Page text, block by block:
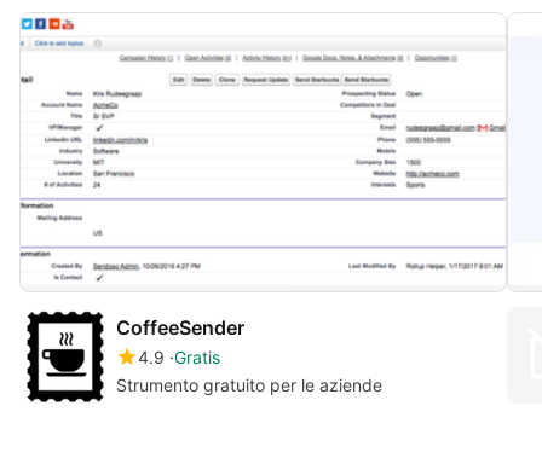
CoffeeSender
4.9 Gratis
Strumento gratuito per le aziende